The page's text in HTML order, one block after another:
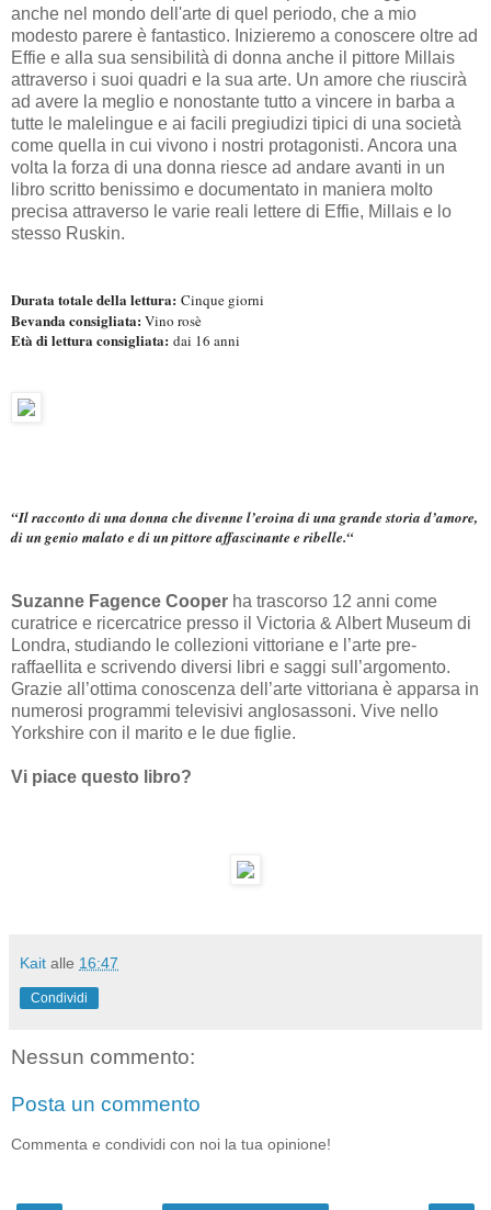
anche nel mondo dell'arte di quel periodo, che a mio
modesto parere è fantastico. Inizieremo a conoscere oltre ad
Effie e alla sua sensibilità di donna anche il pittore Millais
attraverso i suoi quadri e la sua arte. Un amore che riuscirà
ad avere la meglio e nonostante tutto a vincere in barba a
tutte le malelingue e ai facili pregiudizi tipici di una società
come quella in cui vivono i nostri protagonisti. Ancora una
volta la forza di una donna riesce ad andare avanti in un
libro scritto benissimo e documentato in maniera molto
precisa attraverso le varie reali lettere di Effie, Millais e lo
stesso Ruskin.
Durata totale della lettura: Cinque giorni
Bevanda consigliata: Vino rosè
Età di lettura consigliata: dai 16 anni
“Il racconto di una donna che divenne l’eroina di una grande storia d’amore,
di un genio malato e di un pittore affascinante e ribelle.“
Suzanne Fagence Cooper ha trascorso 12 anni come
curatrice e ricercatrice presso il Victoria & Albert Museum di
Londra, studiando le collezioni vittoriane e l’arte pre-
raffaellita e scrivendo diversi libri e saggi sull’argomento.
Grazie all’ottima conoscenza dell’arte vittoriana è apparsa in
numerosi programmi televisivi anglosassoni. Vive nello
Yorkshire con il marito e le due figlie.
Vi piace questo libro?
Kait alle 16:47
Condividi
Nessun commento:
Posta un commento
Commenta e condividi con noi la tua opinione!